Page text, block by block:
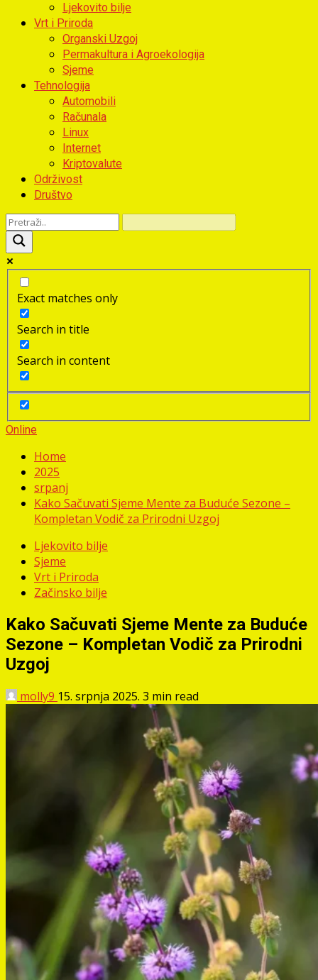
Ljekovito bilje
Vrt i Priroda
Organski Uzgoj
Permakultura i Agroekologija
Sjeme
Tehnologija
Automobili
Računala
Linux
Internet
Kriptovalute
Održivost
Društvo
Exact matches only
Search in title
Search in content
Online
Home
2025
srpanj
Kako Sačuvati Sjeme Mente za Buduće Sezone –
Kompletan Vodič za Prirodni Uzgoj
Ljekovito bilje
Sjeme
Vrt i Priroda
Začinsko bilje
Kako Sačuvati Sjeme Mente za Buduće
Sezone – Kompletan Vodič za Prirodni
Uzgoj
molly9 15. srpnja 2025. 3 min read